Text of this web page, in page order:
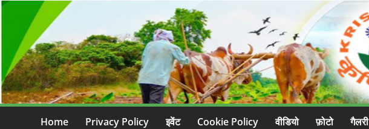
Home Privacy Policy इवेंट Cookie Policy वीडियो फ़ोटो गैलरी